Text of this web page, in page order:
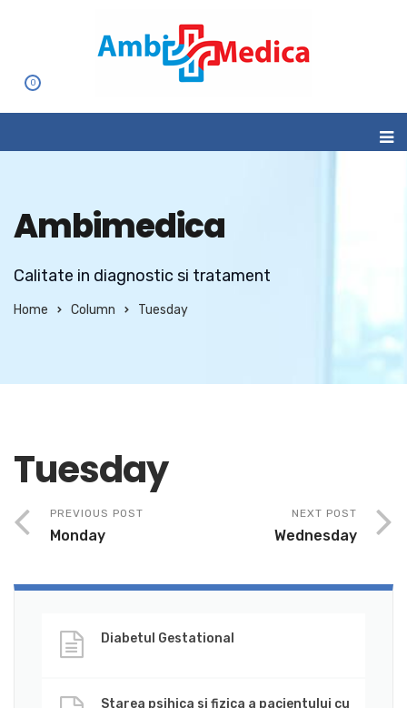
0
Ambimedica
Calitate in diagnostic si tratament
Home Column Tuesday
Tuesday
PREVIOUS POST
Monday
NEXT POST
Wednesday
Diabetul Gestational
Starea psihica si fizica a pacientului cu